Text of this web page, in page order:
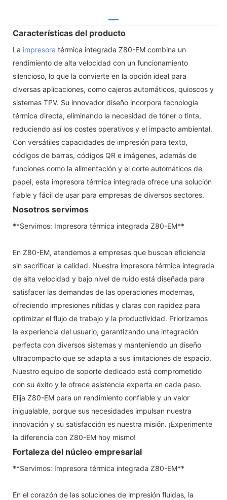
Características del producto
La impresora térmica integrada Z80-EM combina un
rendimiento de alta velocidad con un funcionamiento
silencioso, lo que la convierte en la opción ideal para
diversas aplicaciones, como cajeros automáticos, quioscos y
sistemas TPV. Su innovador diseño incorpora tecnología
térmica directa, eliminando la necesidad de tóner o tinta,
reduciendo así los costes operativos y el impacto ambiental.
Con versátiles capacidades de impresión para texto,
códigos de barras, códigos QR e imágenes, además de
funciones como la alimentación y el corte automáticos de
papel, esta impresora térmica integrada ofrece una solución
fiable y fácil de usar para empresas de diversos sectores.
Nosotros servimos
**Servimos: Impresora térmica integrada Z80-EM**
En Z80-EM, atendemos a empresas que buscan eficiencia
sin sacrificar la calidad. Nuestra impresora térmica integrada
de alta velocidad y bajo nivel de ruido está diseñada para
satisfacer las demandas de las operaciones modernas,
ofreciendo impresiones nítidas y claras con rapidez para
optimizar el flujo de trabajo y la productividad. Priorizamos
la experiencia del usuario, garantizando una integración
perfecta con diversos sistemas y manteniendo un diseño
ultracompacto que se adapta a sus limitaciones de espacio.
Nuestro equipo de soporte dedicado está comprometido
con su éxito y le ofrece asistencia experta en cada paso.
Elija Z80-EM para un rendimiento confiable y un valor
inigualable, porque sus necesidades impulsan nuestra
innovación y su satisfacción es nuestra misión. ¡Experimente
la diferencia con Z80-EM hoy mismo!
Fortaleza del núcleo empresarial
**Servimos: Impresora térmica integrada Z80-EM**
En el corazón de las soluciones de impresión fluidas, la